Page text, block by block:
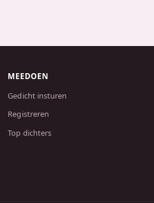
MEEDOEN
Gedicht insturen
Registreren
Top dichters